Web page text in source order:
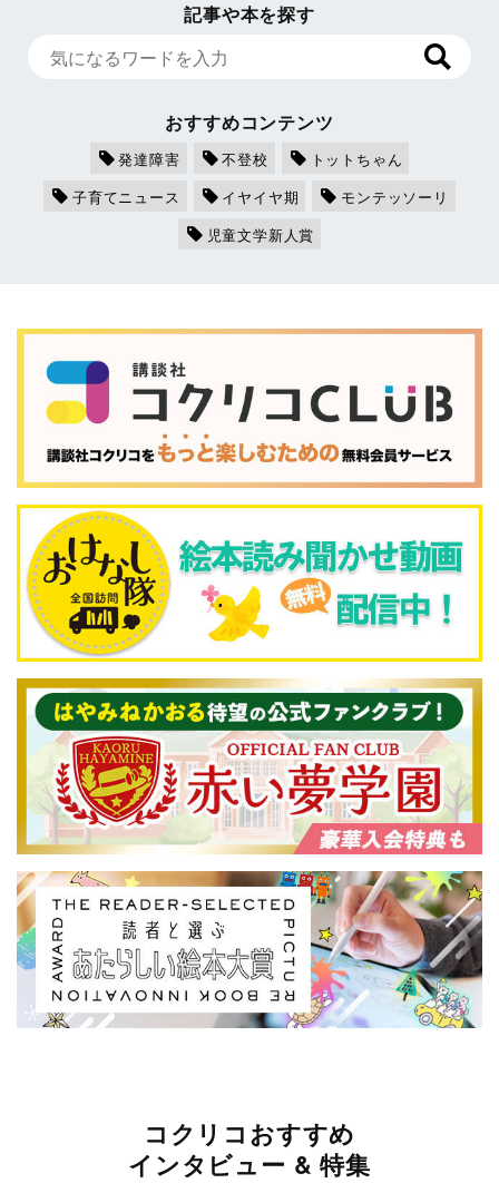
記事や本を探す
おすすめコンテンツ
発達障害 不登校
トットちゃん
子育てニュース
イヤイヤ期
モンテッソーリ
児童文学新人賞
コクリコおすすめ
インタビュー & 特集